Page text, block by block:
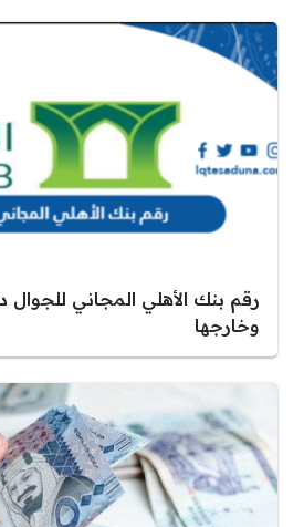
رقم بنك الأهلي المجاني للجوال
وخارجها